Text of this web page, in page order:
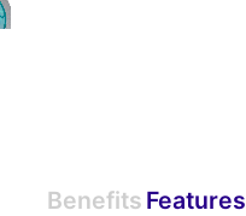
Features
Benefits